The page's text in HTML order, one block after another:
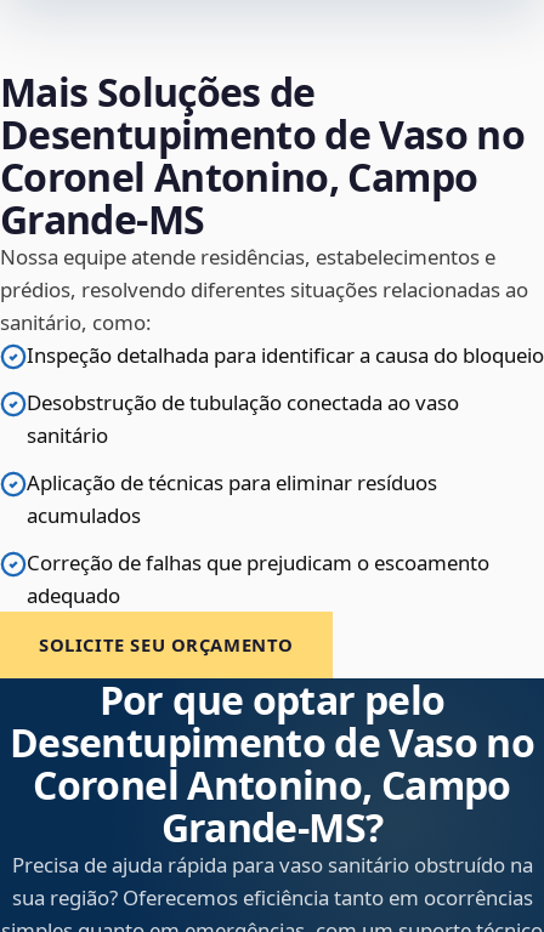
Mais Soluções de
Desentupimento de Vaso no
Coronel Antonino, Campo
Grande‑MS
Nossa equipe atende residências, estabelecimentos e
prédios, resolvendo diferentes situações relacionadas ao
sanitário, como:
Inspeção detalhada para identificar a causa do bloqueio
Desobstrução de tubulação conectada ao vaso
sanitário
Aplicação de técnicas para eliminar resíduos
acumulados
Correção de falhas que prejudicam o escoamento
adequado
SOLICITE SEU ORÇAMENTO
Por que optar pelo
Desentupimento de Vaso no
Coronel Antonino, Campo
Grande‑MS?
Precisa de ajuda rápida para vaso sanitário obstruído na
sua região? Oferecemos eficiência tanto em ocorrências